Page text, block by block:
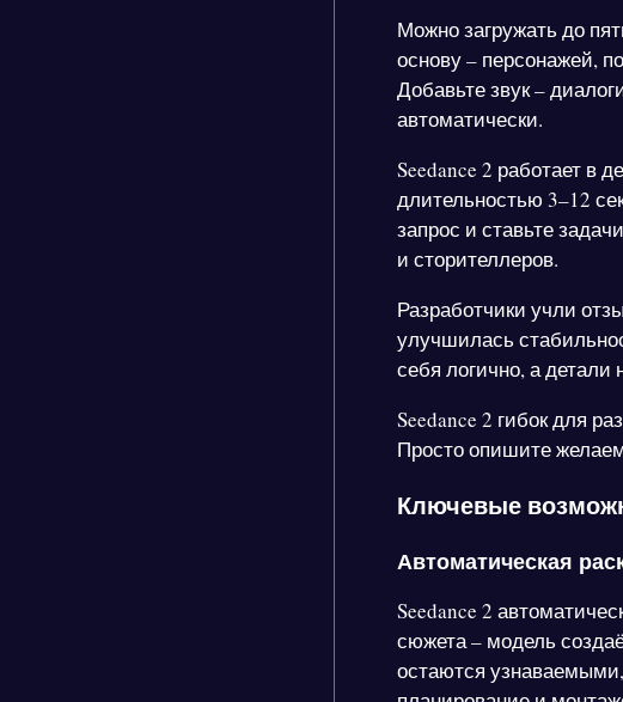
Можно загружать до
основу – персонажей,
Добавьте звук –
автоматически.
Seedance 2 работает в
длительностью 3–12
запрос и ставьте
и сторителлеров.
Разработчики учли
улучшилась
себя логично, а детали
Seedance 2 гибок для
Просто опишите
Ключевые
Автоматическая
Seedance 2
сюжета – модель
остаются